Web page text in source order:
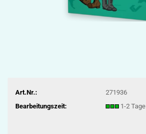
Art.Nr.:
271936
Bearbeitungszeit:
1-2 Tage